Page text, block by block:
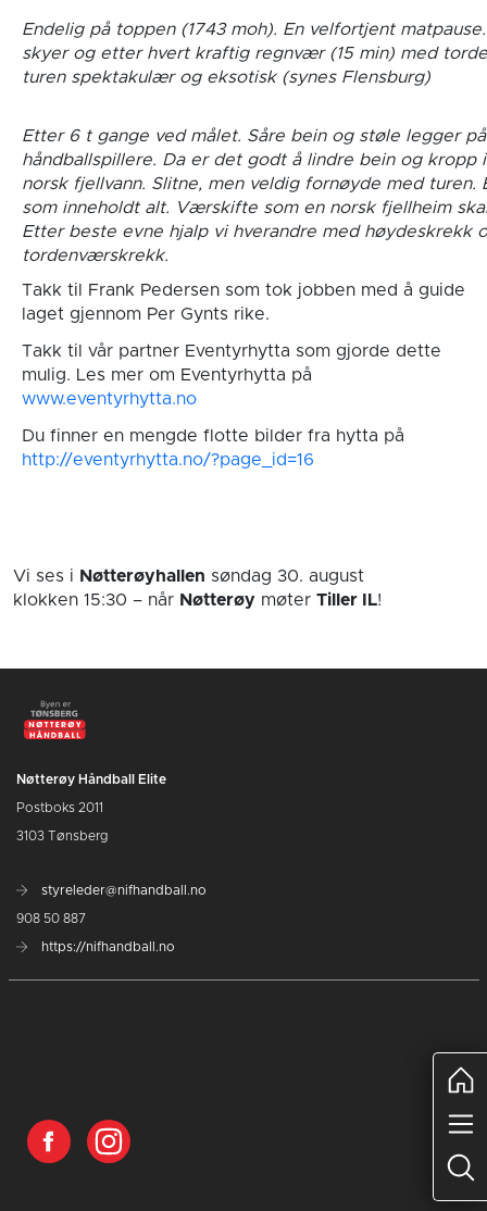
Endelig på toppen (1743 moh). En velfortjent
skyer og etter hvert kraftig regnvær (15 min) med
turen spektakulær og eksotisk (synes Flensburg)
Etter 6 t gange ved målet. Såre bein og støle legger
håndballspillere. Da er det godt å lindre bein og kropp
norsk fjellvann. Slitne, men veldig fornøyde med turen.
som inneholdt alt. Værskifte som en norsk fjellheim
Etter beste evne hjalp vi hverandre med høydeskrekk
tordenværskrekk.
Takk til Frank Pedersen som tok jobben med å guide
laget gjennom Per Gynts rike.
Takk til vår partner Eventyrhytta som gjorde dette
mulig. Les mer om Eventyrhytta på
www.eventyrhytta.no
Du finner en mengde flotte bilder fra hytta på
http://eventyrhytta.no/?page_id=16
Vi ses i Nøtterøyhallen søndag 30. august
klokken 15:30 – når Nøtterøy møter Tiller IL!
Nøtterøy Håndball Elite
Postboks 2011
3103 Tønsberg
styreleder@nifhandball.no
908 50 887
https://nifhandball.no